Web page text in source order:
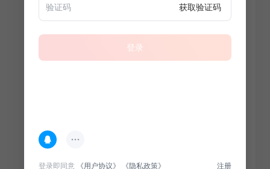
获取验证码
登录
登录即同意 《用户协议》 《隐私政策》 注册